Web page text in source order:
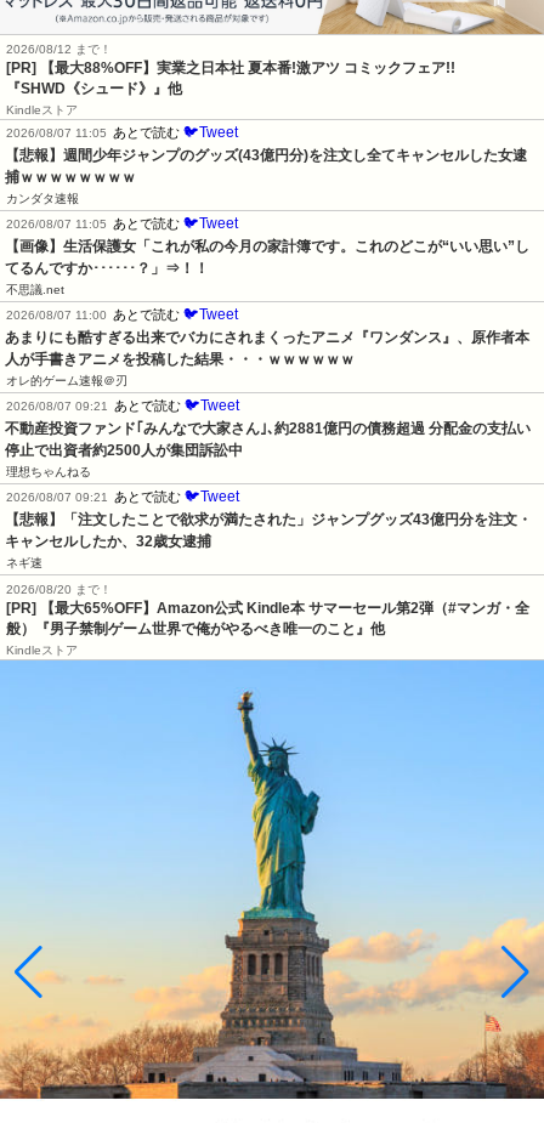
2026/08/12 まで！
[PR] 【最大88%OFF】実業之日本社 夏本番!激アツ コミックフェア!!
『SHWD《シュード》』他
Kindleストア
2026/08/07 11:05
あとで読む 🐦Tweet
【悲報】週間少年ジャンプのグッズ(43億円分)を注文し全てキャンセルした女逮
捕ｗｗｗｗｗｗｗｗ
カンダタ速報
2026/08/07 11:05
あとで読む 🐦Tweet
【画像】生活保護女「これが私の今月の家計簿です。これのどこが“いい思い”し
てるんですか･･････？」⇒！！
不思議.net
2026/08/07 11:00
あとで読む 🐦Tweet
あまりにも酷すぎる出来でバカにされまくったアニメ『ワンダンス』、原作者本
人が手書きアニメを投稿した結果・・・ｗｗｗｗｗｗ
オレ的ゲーム速報＠刃
2026/08/07 09:21
あとで読む 🐦Tweet
不動産投資ファンド｢みんなで大家さん｣､約2881億円の債務超過 分配金の支払い
停止で出資者約2500人が集団訴訟中
理想ちゃんねる
2026/08/07 09:21
あとで読む 🐦Tweet
【悲報】「注文したことで欲求が満たされた」ジャンプグッズ43億円分を注文・
キャンセルしたか、32歳女逮捕
ネギ速
2026/08/20 まで！
[PR]
【最大65%OFF】Amazon公式 Kindle本 サマーセール第2弾（#マンガ・全
般）『男子禁制ゲーム世界で俺がやるべき唯一のこと』他
Kindleストア